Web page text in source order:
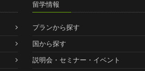
留学情報
プランから探す
国から探す
説明会・セミナー・イベント